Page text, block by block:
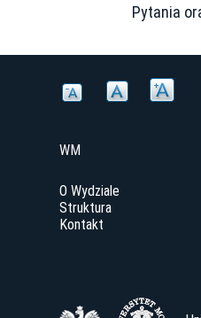
Pytania
WM
O Wydziale
Struktura
Kontakt